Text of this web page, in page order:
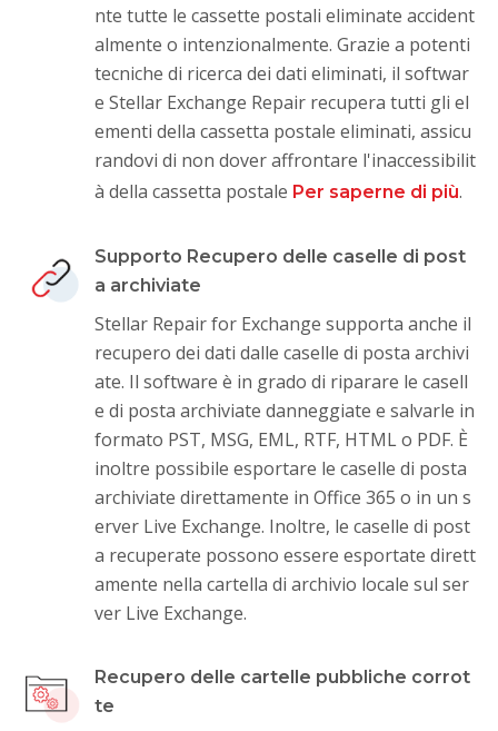
nte tutte le cassette postali eliminate accident
almente o intenzionalmente. Grazie a potenti
tecniche di ricerca dei dati eliminati, il softwar
e Stellar Exchange Repair recupera tutti gli el
ementi della cassetta postale eliminati, assicu
randovi di non dover affrontare l'inaccessibilit
à della cassetta postale Per saperne di più.
Supporto Recupero delle caselle di post
a archiviate
Stellar Repair for Exchange supporta anche il
recupero dei dati dalle caselle di posta archivi
ate. Il software è in grado di riparare le casell
e di posta archiviate danneggiate e salvarle in
formato PST, MSG, EML, RTF, HTML o PDF. È
inoltre possibile esportare le caselle di posta
archiviate direttamente in Office 365 o in un s
erver Live Exchange. Inoltre, le caselle di post
a recuperate possono essere esportate dirett
amente nella cartella di archivio locale sul ser
ver Live Exchange.
Recupero delle cartelle pubbliche corrot
te